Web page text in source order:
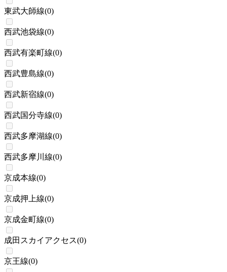
東武大師線(0)
西武池袋線(0)
西武有楽町線(0)
西武豊島線(0)
西武新宿線(0)
西武国分寺線(0)
西武多摩湖線(0)
西武多摩川線(0)
京成本線(0)
京成押上線(0)
京成金町線(0)
成田スカイアクセス(0)
京王線(0)